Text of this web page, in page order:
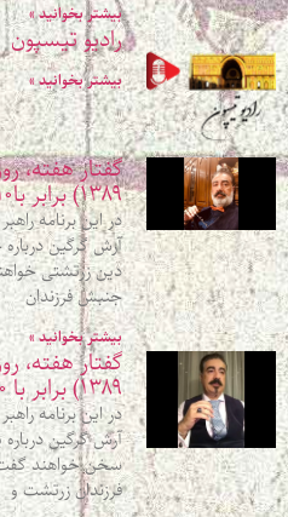
بیشتر بخوانید »
رادیو تیسپون
بیشتر بخوانید »
۱۳۸۹) برابر با۷/۱۲/۲۰۱۰
در این برنامه
آرش گرگین
دین زرتشتی
جنبش فرزندان
بیشتر بخوانید »
۱۳۸۹) برابر با ۲۴/۹/۲۰۱۰
در این برنامه
آرش گرگین
سخن خواهند گفت
فرزندان زرتشت و